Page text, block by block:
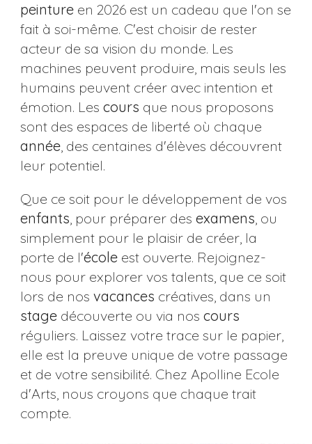
peintureen 2026 est un cadeau que l'on se
fait à soi-même. C'est choisir de rester
acteur de sa vision du monde. Les
machines peuvent produire, mais seuls les
humains peuvent créer avec intention et
émotion. Les cours que nous proposons
sont des espaces de liberté où chaque
année, des centaines d'élèves découvrent
leur potentiel.
Que ce soit pour le développement de vos
enfants, pour préparer des examens, ou
simplement pour le plaisir de créer, la
porte de l'écoleest ouverte. Rejoignez-
nous pour explorer vos talents, que ce soit
lors de nos vacances créatives, dans un
stagedécouverte ou via nos cours
réguliers. Laissez votre trace sur le papier,
elle est la preuve unique de votre passage
et de votre sensibilité. Chez Apolline Ecole
d'Arts, nous croyons que chaque trait
compte.